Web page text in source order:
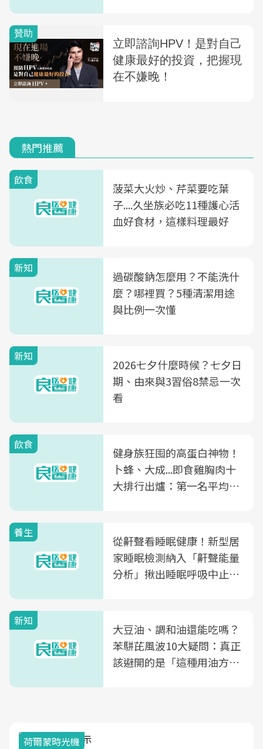
熱門推薦
飲食
菠菜大火炒、芹菜要吃葉
子....久坐族必吃11種護心活
血好食材，這樣料理最好
新知
過碳酸鈉怎麼用？不能洗什
麼？哪裡買？5種清潔用途
與比例一次懂
新知
2026七夕什麼時候？七夕日
期、由來與3習俗8禁忌一次
看
飲食
健身族狂囤的高蛋白神物！
卜蜂、大成...即食雞胸肉十
大排行出爐：第一名平均一
養生
從鼾聲看睡眠健康！新型居
家睡眠檢測納入「鼾聲能量
分析」揪出睡眠呼吸中止症
新知
大豆油、調和油還能吃嗎？
苯駢芘風波10大疑問：真正
該避開的是「這種用油方
荷爾蒙時光機